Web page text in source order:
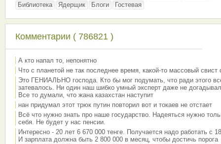
Библиотека
Ядерщик Блоги Гостевая
Комментарии ( 786821 )
А кто напал то, непонятно
Что с планетой не так последнее время, какой-то массовый свист
Это ГЕНИАЛЬНО господа. Кто бы мог подумать, что ради этого
затевалось. Ни один наш шибко умный эксперт даже не
Все то думали, что жана казахстан наступит
нан придумал этот трюк путин повторил вот и токаев не отстает
Всё что нужно знать про наше государство. Надеяться нужно
себя. Не будет у нас пенсии.
Интересно - 20 лет 6 670 000 тенге. Получается надо работать с
И зарплата должна быть 2 800 000 в месяц, чтобы достичь порога